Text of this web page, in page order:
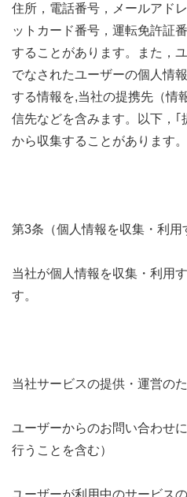
住所，電話番号，メールアド
ットカード番号，運転免許証
することがあります。また，
でなされたユーザーの個人情
する情報を,当社の提携先（情
信先などを含みます。以下，
から収集することがあります。
第3条（個人情報を収集・利用
当社が個人情報を収集・利用
す。
当社サービスの提供・運営の
ユーザーからのお問い合わせ
行うことを含む）
ユーザーが利用中のサービス